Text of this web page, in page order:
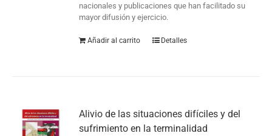
nacionales y publicaciones que han facilitado su
mayor difusión y ejercicio.
Añadir al carrito Detalles
Alivio de las situaciones difíciles y del
sufrimiento en la terminalidad